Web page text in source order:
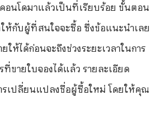
อนโดมาแล้วเป็นที่เรียบร้อย ขั้นตอน
ให้กับผู้ที่สนใจจะซื้อ ซึ่งข้อแนะนำเลย
ห้ได้ก่อนจะถึงช่วงระยะเวลาในการ
ขายใบจองได้แล้ว รายละเอียด
เปลี่ยนแปลงชื่อผู้ซื้อใหม่ โดยให้คุณ